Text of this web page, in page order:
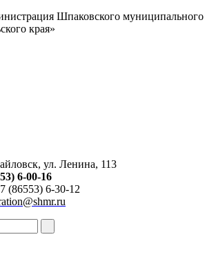
Шпаковского муниципального
края»
ул. Ленина, 113
6-00-16
(86553) 6-30-12